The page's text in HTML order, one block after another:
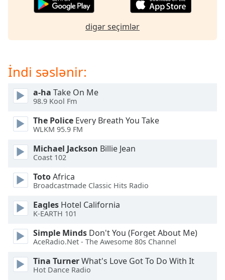
Escape
and
window.
Background
Color
Opacity
digər seçimlər
İndi səslənir:
a-ha Take On Me
98.9 Kool Fm
The Police Every Breath You Take
WLKM 95.9 FM
Michael Jackson Billie Jean
Coast 102
TotoAfrica
Broadcastmade Classic Hits Radio
Eagles Hotel California
K-EARTH 101
Simple Minds Don't You (Forget About Me)
AceRadio.Net - The Awesome 80s Channel
Tina TurnerWhat's Love Got To Do With It
Hot Dance Radio